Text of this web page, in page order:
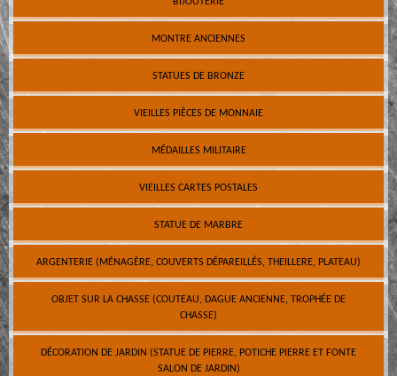
MONTRE ANCIENNES
STATUES DE BRONZE
VIEILLES PIÈCES DE MONNAIE
MÉDAILLES MILITAIRE
VIEILLES CARTES POSTALES
STATUE DE MARBRE
ARGENTERIE (MÉNAGÈRE, COUVERTS DÉPAREILLÉS, THEILLERE, PLATEAU)
OBJET SUR LA CHASSE (COUTEAU, DAGUE ANCIENNE, TROPHÉE DE
CHASSE)
DÉCORATION DE JARDIN (STATUE DE PIERRE, POTICHE PIERRE ET FONTE
SALON DE JARDIN)